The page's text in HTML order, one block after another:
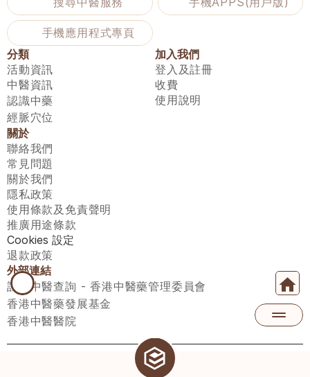
手機應用程式專頁
分類
活動資訊
中醫資訊
認識中藥
經脈穴位
加入我們
登入及註冊
收費
使用說明
關於
聯絡我們
常見問題
關於我們
隱私政策
使用條款及免責聲明
推廣用途條款
Cookies 設定
退款政策
外部連結
註冊中醫查詢 - 香港中醫藥管理委員會
香港中醫藥發展基金
香港中醫醫院
醫師匯有限公司 ECWAY LIMITED Copyright 2026© All rights